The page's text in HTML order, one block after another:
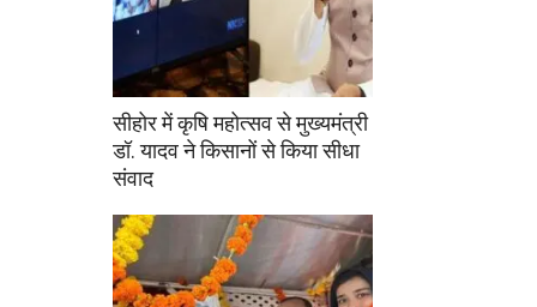
सीहोर में कृषि महोत्सव से मुख्यमंत्री
डॉ. यादव ने किसानों से किया सीधा
संवाद